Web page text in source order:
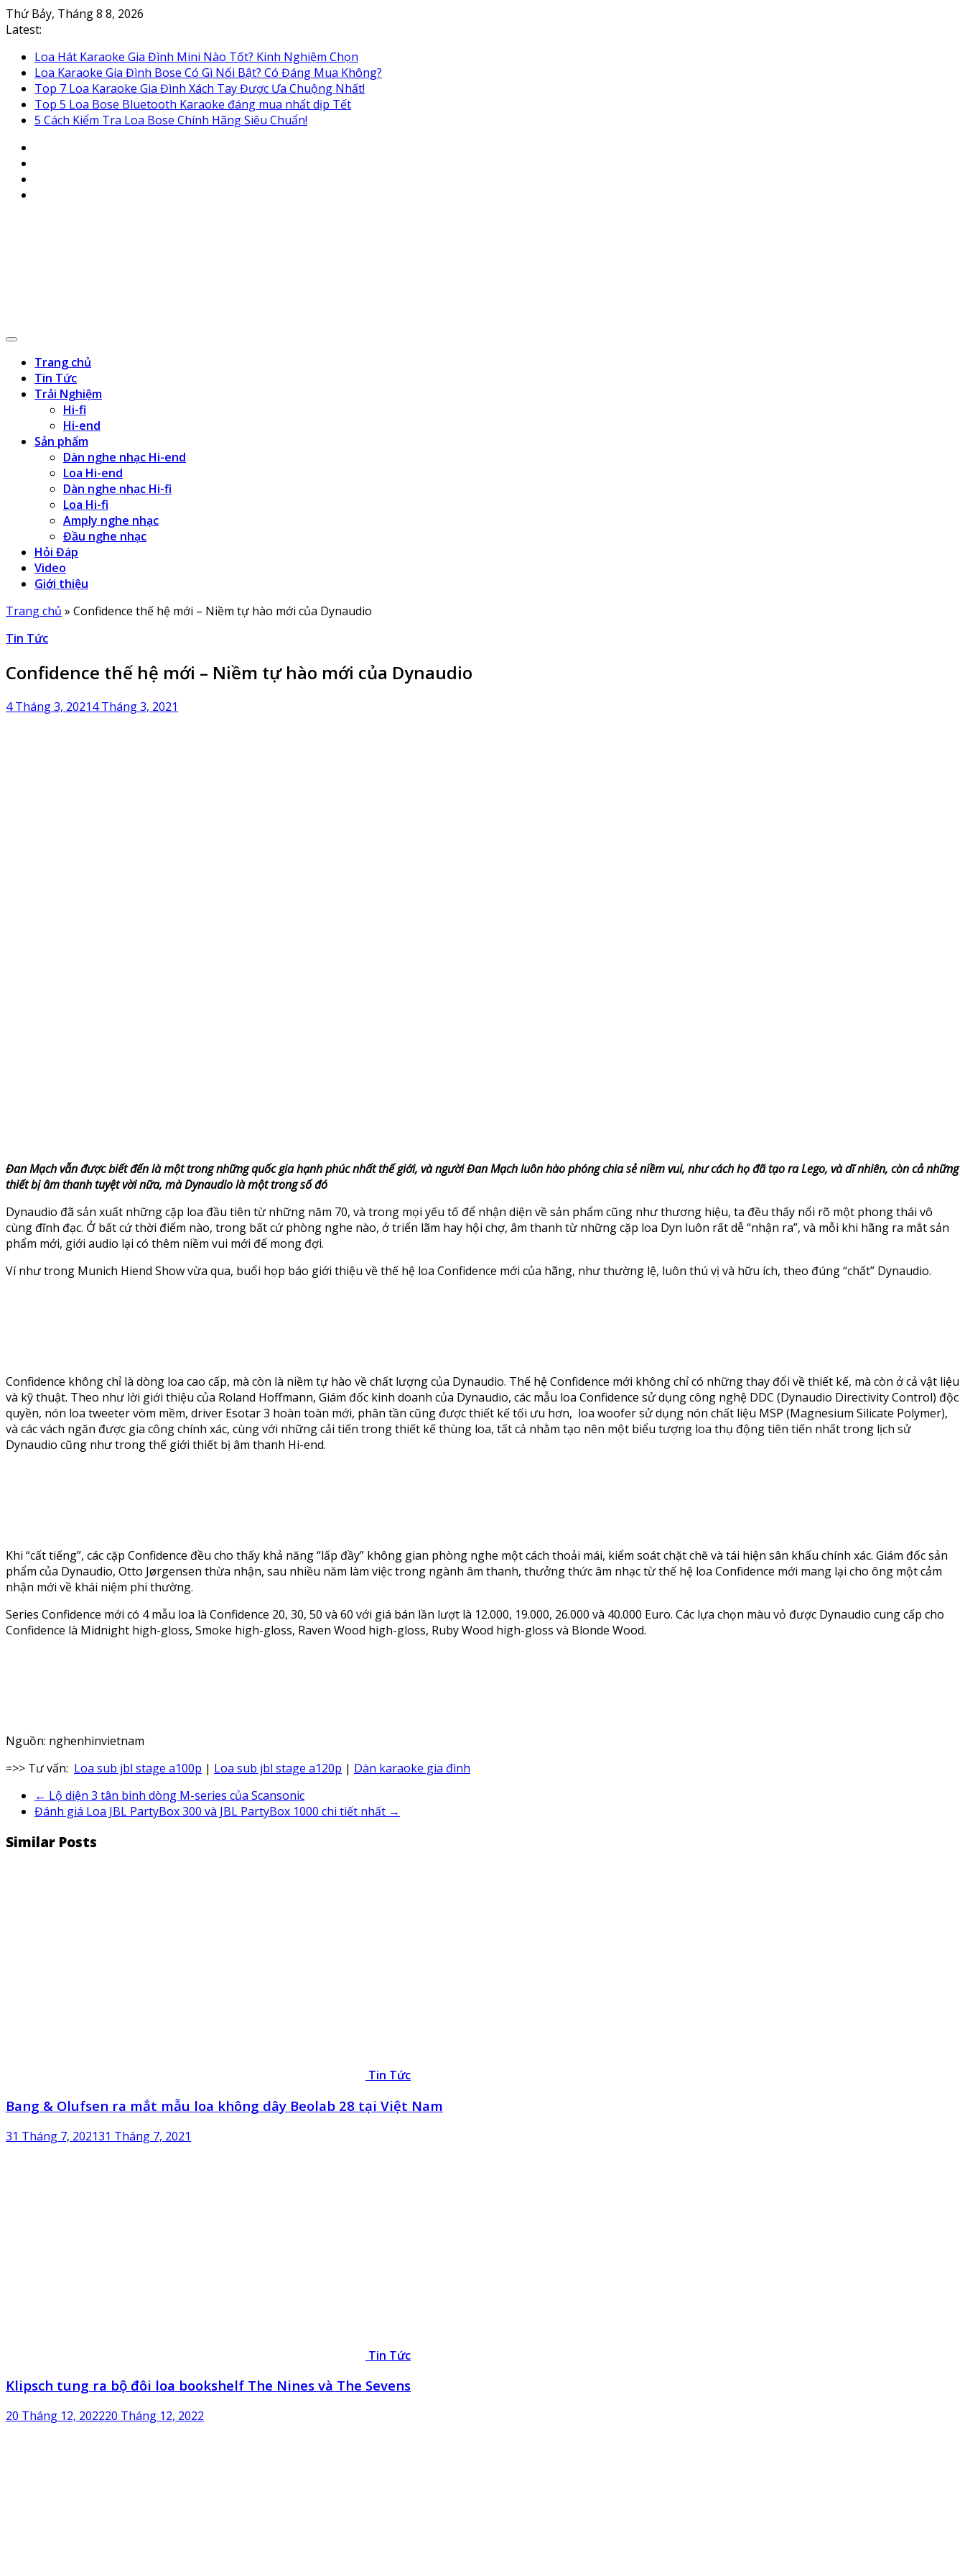
Skip
to
Thứ Bảy, Tháng 8 8, 2026
Latest:
Loa Hát Karaoke Gia Đình Mini Nào Tốt? Kinh Nghiệm Chọn
Loa Karaoke Gia Đình Bose Có Gì Nổi Bật? Có Đáng Mua Không?
Top 7 Loa Karaoke Gia Đình Xách Tay Được Ưa Chuộng Nhất!
Top 5 Loa Bose Bluetooth Karaoke đáng mua nhất dịp Tết
5 Cách Kiểm Tra Loa Bose Chính Hãng Siêu Chuẩn!
Trang chủ
Tin Tức
Trải Nghiệm
Hi-fi
Hi-end
Sản phẩm
Dàn nghe nhạc Hi-end
Loa Hi-end
Dàn nghe nhạc Hi-fi
Loa Hi-fi
Amply nghe nhạc
Đầu nghe nhạc
Hỏi Đáp
Video
Giới thiệu
Trang chủ » Confidence thế hệ mới – Niềm tự hào mới của Dynaudio
Tin Tức
Confidence thế hệ mới – Niềm tự hào mới của Dynaudio
4 Tháng 3, 20214 Tháng 3, 2021
Đan Mạch vẫn được biết đến là một trong những quốc gia hạnh phúc nhất thế giới, và người Đan Mạch luôn hào phóng chia sẻ niềm vui, như cách họ đã tạo ra Lego, và dĩ nhiên, còn cả những
thiết bị âm thanh tuyệt vời nữa, mà Dynaudio là một trong số đó
Dynaudio đã sản xuất những cặp loa đầu tiên từ những năm 70, và trong mọi yếu tố để nhận diện về sản phẩm cũng như thương hiệu, ta đều thấy nổi rõ một phong thái vô
cùng đĩnh đạc. Ở bất cứ thời điểm nào, trong bất cứ phòng nghe nào, ở triển lãm hay hội chợ, âm thanh từ những cặp loa Dyn luôn rất dễ “nhận ra”, và mỗi khi hãng ra mắt sản
phẩm mới, giới audio lại có thêm niềm vui mới để mong đợi.
Ví như trong Munich Hiend Show vừa qua, buổi họp báo giới thiệu về thế hệ loa Confidence mới của hãng, như thường lệ, luôn thú vị và hữu ích, theo đúng “chất” Dynaudio.
Confidence không chỉ là dòng loa cao cấp, mà còn là niềm tự hào về chất lượng của Dynaudio. Thế hệ Confidence mới không chỉ có những thay đổi về thiết kế, mà còn ở cả vật liệu
và kỹ thuật. Theo như lời giới thiệu của Roland Hoffmann, Giám đốc kinh doanh của Dynaudio, các mẫu loa Confidence sử dụng công nghệ DDC (Dynaudio Directivity Control) độc
quyền, nón loa tweeter vòm mềm, driver Esotar 3 hoàn toàn mới, phân tần cũng được thiết kế tối ưu hơn, loa woofer sử dụng nón chất liệu MSP (Magnesium Silicate Polymer),
và các vách ngăn được gia công chính xác, cùng với những cải tiến trong thiết kế thùng loa, tất cả nhằm tạo nên một biểu tượng loa thụ động tiên tiến nhất trong lịch sử
Dynaudio cũng như trong thế giới thiết bị âm thanh Hi-end.
Khi “cất tiếng”, các cặp Confidence đều cho thấy khả năng “lấp đầy” không gian phòng nghe một cách thoải mái, kiểm soát chặt chẽ và tái hiện sân khấu chính xác. Giám đốc sản
phẩm của Dynaudio, Otto Jørgensen thừa nhận, sau nhiều năm làm việc trong ngành âm thanh, thưởng thức âm nhạc từ thế hệ loa Confidence mới mang lại cho ông một cảm
nhận mới về khái niệm phi thường.
Series Confidence mới có 4 mẫu loa là Confidence 20, 30, 50 và 60 với giá bán lần lượt là 12.000, 19.000, 26.000 và 40.000 Euro. Các lựa chọn màu vỏ được Dynaudio cung cấp cho
Confidence là Midnight high-gloss, Smoke high-gloss, Raven Wood high-gloss, Ruby Wood high-gloss và Blonde Wood.
Nguồn: nghenhinvietnam
=>> Tư vấn: Loa sub jbl stage a100p | Loa sub jbl stage a120p | Dàn karaoke gia đình
← Lộ diện 3 tân binh dòng M-series của Scansonic
Đánh giá Loa JBL PartyBox 300 và JBL PartyBox 1000 chi tiết nhất →
Similar Posts
Tin Tức
Bang & Olufsen ra mắt mẫu loa không dây Beolab 28 tại Việt Nam
31 Tháng 7, 202131 Tháng 7, 2021
Tin Tức
Klipsch tung ra bộ đôi loa bookshelf The Nines và The Sevens
20 Tháng 12, 202220 Tháng 12, 2022